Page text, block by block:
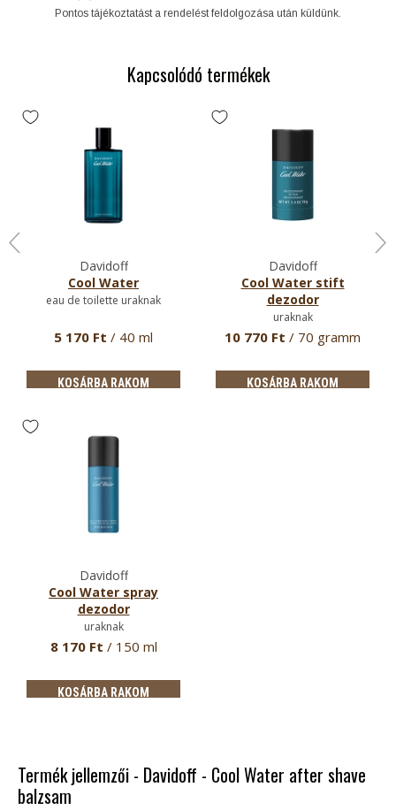
Pontos tájékoztatást a rendelést feldolgozása után küldünk.
Kapcsolódó termékek
Davidoff
Cool Water
eau de toilette uraknak
5 170 Ft / 40 ml
KOSÁRBA RAKOM
Davidoff
Cool Water stift
dezodor
uraknak
10 770 Ft / 70 gramm
KOSÁRBA RAKOM
Davidoff
Cool Water spray
dezodor
uraknak
8 170 Ft / 150 ml
KOSÁRBA RAKOM
Termék jellemzői - Davidoff - Cool Water after shave
balzsam